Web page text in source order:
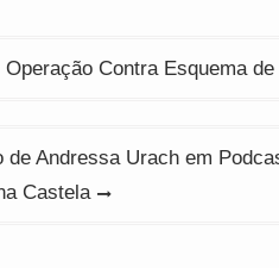
Contra Esquema
de Andressa Urach em
Castela